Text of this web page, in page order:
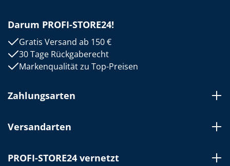
Darum PROFI-STORE24!
Gratis Versand ab 150 €
30 Tage Rückgaberecht
Markenqualität zu Top-Preisen
Zahlungsarten
Versandarten
PROFI-STORE24 vernetzt